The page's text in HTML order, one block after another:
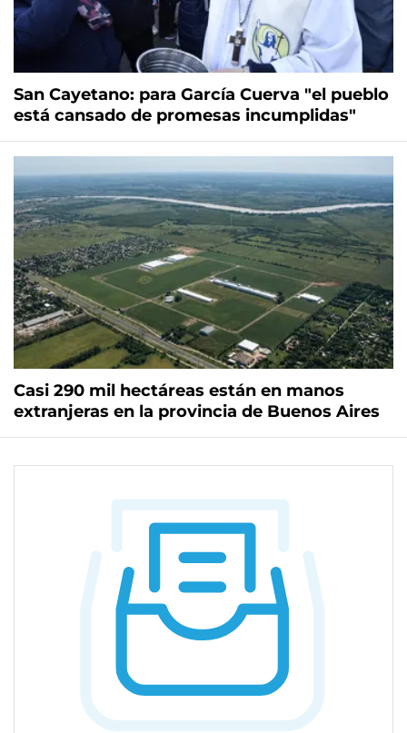
San Cayetano: para García Cuerva "el pueblo
está cansado de promesas incumplidas"
Casi 290 mil hectáreas están en manos
extranjeras en la provincia de Buenos Aires